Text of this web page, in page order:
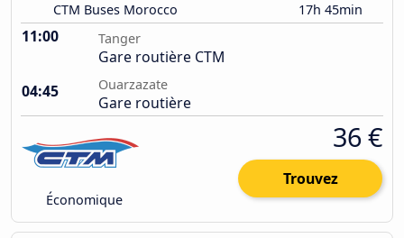
CTM Buses Morocco 17h 45min
11:00 Tanger
Gare routière CTM
04:45
Ouarzazate
Gare routière
Économique
36 €
Trouvez